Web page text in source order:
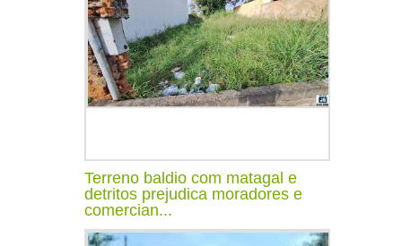
Terreno baldio com matagal e
detritos prejudica moradores e
comercian...